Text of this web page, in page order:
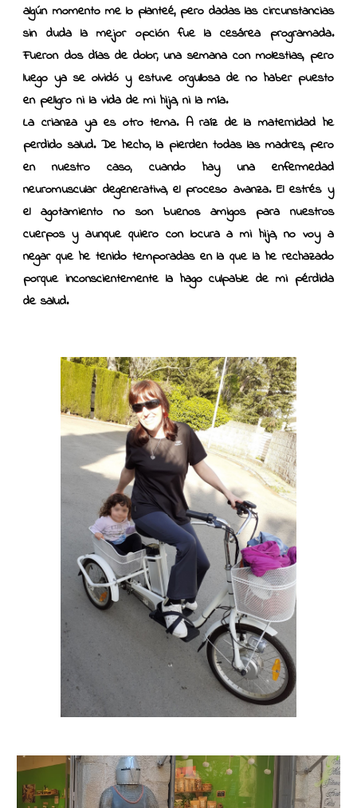
algún momento me lo planteé, pero dadas las circunstancias
sin duda la mejor opción fue la cesárea programada.
Fueron dos días de dolor, una semana con molestias, pero
luego ya se olvidó y estuve orgullosa de no haber puesto
en peligro ni la vida de mi hija, ni la mía.
La crianza ya es otro tema. A raíz de la maternidad he
perdido salud. De hecho, la pierden todas las madres, pero
en nuestro caso, cuando hay una enfermedad
neuromuscular degenerativa, el proceso avanza. El estrés y
el agotamiento no son buenos amigos para nuestros
cuerpos y aunque quiero con locura a mi hija, no voy a
negar que he tenido temporadas en la que la he rechazado
porque inconscientemente la hago culpable de mi pérdida
de salud.